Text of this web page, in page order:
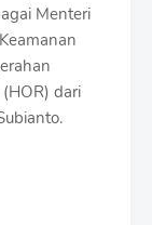
Menteri
dari